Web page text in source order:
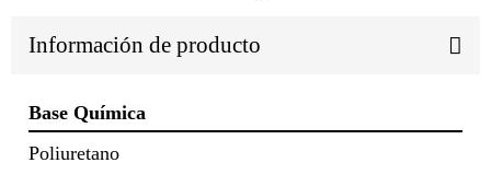
Información de producto
Base Química
Poliuretano